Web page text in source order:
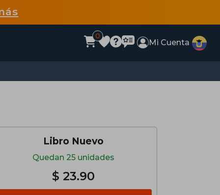
0
Mi Cuenta
Libro Nuevo
Quedan 25 unidades
$ 23.90